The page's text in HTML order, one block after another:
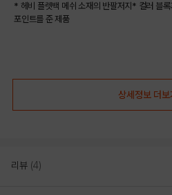
* 헤비 플렛백 메쉬 소재의 반팔저지* 컬러 블
포인트를 준 제품
상세정보 더보
리뷰 (4)